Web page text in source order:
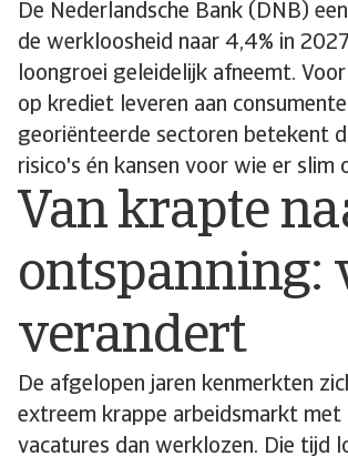
De Nederlandsche Bank (DNB)
de werkloosheid naar 4,4% in
loongroei geleidelijk afneemt.
op krediet leveren aan
georiënteerde sectoren betekent
risico's én kansen voor wie er slim
Van krapte
ontspanning:
verandert
De afgelopen jaren kenmerkten
extreem krappe arbeidsmarkt met
vacatures dan werklozen. Die tijd